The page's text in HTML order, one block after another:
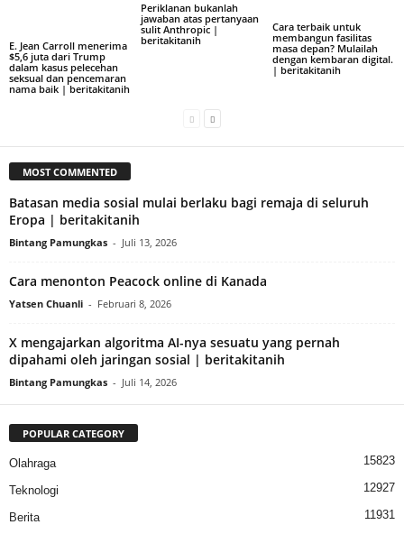
E. Jean Carroll menerima
$5,6 juta dari Trump
dalam kasus pelecehan
seksual dan pencemaran
nama baik | beritakitanih
Periklanan bukanlah
jawaban atas pertanyaan
sulit Anthropic |
beritakitanih
Cara terbaik untuk
membangun fasilitas
masa depan? Mulailah
dengan kembaran digital.
| beritakitanih
MOST COMMENTED
Batasan media sosial mulai berlaku bagi remaja di seluruh
Eropa | beritakitanih
Bintang Pamungkas - Juli 13, 2026
Cara menonton Peacock online di Kanada
Yatsen Chuanli - Februari 8, 2026
X mengajarkan algoritma AI-nya sesuatu yang pernah
dipahami oleh jaringan sosial | beritakitanih
Bintang Pamungkas - Juli 14, 2026
POPULAR CATEGORY
Olahraga 15823
Teknologi 12927
Berita 11931